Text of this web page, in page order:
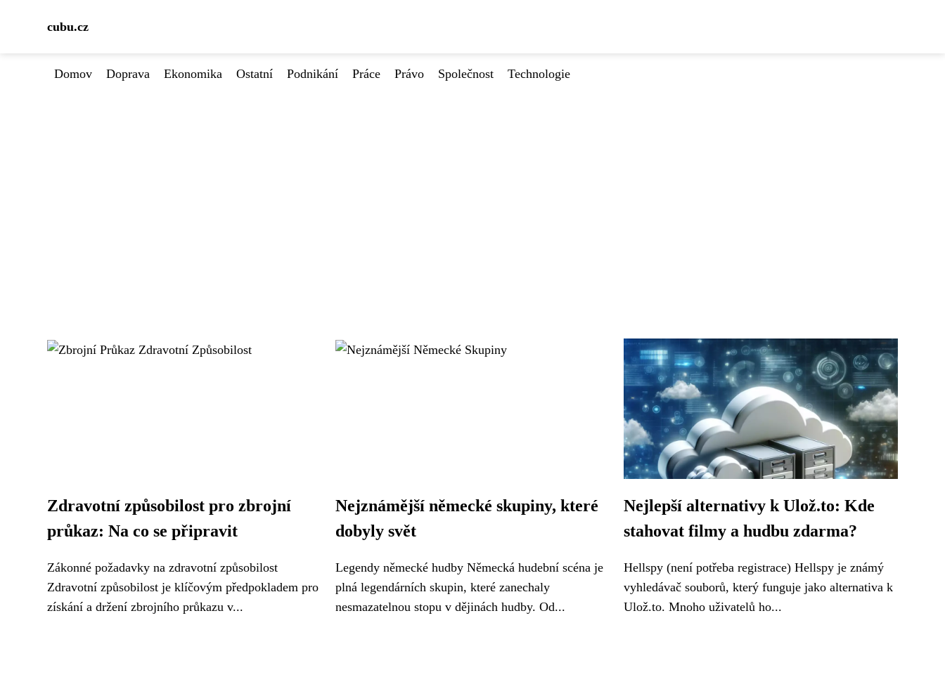
cubu.cz
Domov Doprava Ekonomika Ostatní Podnikání Práce Právo Společnost Technologie
Zdravotní způsobilost pro zbrojní
průkaz: Na co se připravit
Zákonné požadavky na zdravotní způsobilost
Zdravotní způsobilost je klíčovým předpokladem pro
získání a držení zbrojního průkazu v...
Nejznámější německé skupiny, které
dobyly svět
Legendy německé hudby Německá hudební scéna je
plná legendárních skupin, které zanechaly
nesmazatelnou stopu v dějinách hudby. Od...
Nejlepší alternativy k Ulož.to: Kde
stahovat filmy a hudbu zdarma?
Hellspy (není potřeba registrace) Hellspy je známý
vyhledávač souborů, který funguje jako alternativa k
Ulož.to. Mnoho uživatelů ho...